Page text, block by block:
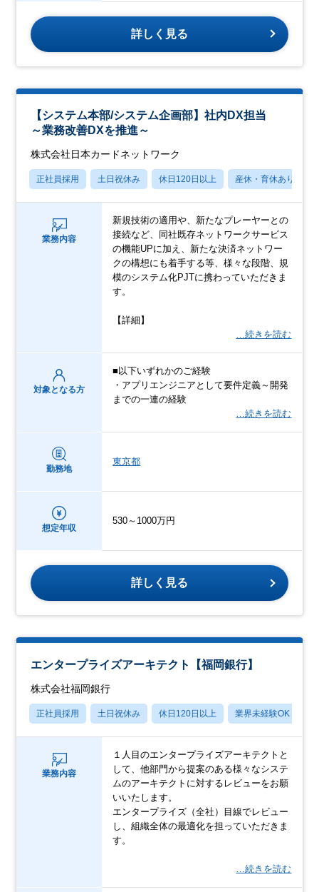
詳しく見る
【システム本部/システム企画部】社内DX担当
～業務改善DXを推進～
株式会社日本カードネットワーク
正社員採用 土日祝休み 休日120日以上 産休・育休あり
業務内容
新規技術の適用や、新たなプレーヤーとの
接続など、同社既存ネットワークサービス
の機能UPに加え、新たな決済ネットワー
クの構想にも着手する等、様々な段階、規
模のシステム化PJTに携わっていただきま
す。
【詳細】
…続きを読む
対象となる方
■以下いずれかのご経験
・アプリエンジニアとして要件定義～開発
までの一連の経験
…続きを読む
勤務地
東京都
想定年収
530～1000万円
詳しく見る
エンタープライズアーキテクト【福岡銀行】
株式会社福岡銀行
正社員採用 土日祝休み 休日120日以上 業界未経験OK
業務内容
１人目のエンタープライズアーキテクトと
して、他部門から提案のある様々なシステ
ムのアーキテクトに対するレビューをお願
いいたします。
エンタープライズ（全社）目線でレビュー
し、組織全体の最適化を担っていただきま
す。
…続きを読む